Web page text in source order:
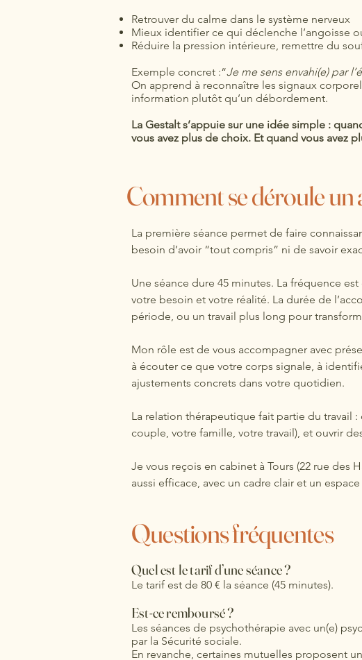
Retrouver du calme dans le système nerveux
Mieux identifier ce qui déclenche l’angoisse
Réduire la pression intérieure, remettre du
Exemple concret :“Je me sens envahi(e) par
On apprend à reconnaître les signaux
information plutôt qu’un débordement.
La Gestalt s’appuie sur une idée simple :
vous avez plus de choix. Et quand vous avez
Comment se déroule
La première séance permet de faire
besoin d’avoir “tout compris” ni de savoir
Une séance dure 45 minutes. La fréquence
votre besoin et votre réalité. La durée de
période, ou un travail plus long pour
Mon rôle est de vous accompagner avec
à écouter ce que votre corps signale, à
ajustements concrets dans votre quotidien.
La relation thérapeutique fait partie du travail
couple, votre famille, votre travail), et ouvrir
Je vous reçois en cabinet à Tours (22 rue des
aussi efficace, avec un cadre clair et un
Questions fréquentes
Quel est le tarif d’une séance ?
Le tarif est de 80 € la séance (45 minutes).
Est-ce remboursé ?
Les séances de psychothérapie avec un(e)
par la Sécurité sociale.
En revanche, certaines mutuelles proposent